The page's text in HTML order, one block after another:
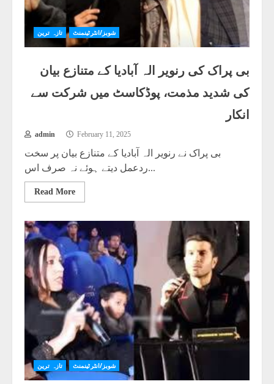
تازہ ترین شوبز/انٹرٹینمنٹ
بی پراک کی رنویر الہ آبادیا کے متنازع بیان
کی شدید مذمت، پوڈکاسٹ میں شرکت سے
انکار
admin February 11, 2025
بی پراک نے رنویر الہ آبادیا کے متنازع بیان پر سخت
ردعمل دیتے ہوئے نہ صرف اس...
Read More
تازہ ترین شوبز/انٹرٹینمنٹ